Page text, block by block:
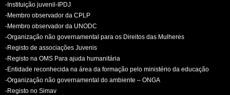
-Instituição juvenil-IPDJ
-Membro observador da CPLP
-Membro observador da UNODC
-Organização não governamental para os Direitos das Mulheres
-Registo de associações Juvenis
-Registo na OMS Para ajuda humanitária
-Entidade reconhecida na área da formação pelo ministério da educação
-Organização não governamental do ambiente – ONGA
-Registo no Simav